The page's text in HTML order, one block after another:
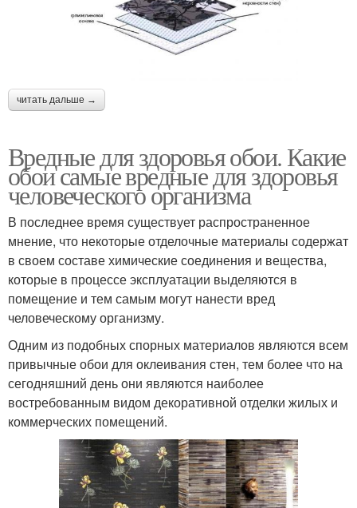
читать дальше →
Вредные для здоровья обои. Какие
обои самые вредные для здоровья
человеческого организма
В последнее время существует распространенное
мнение, что некоторые отделочные материалы содержат
в своем составе химические соединения и вещества,
которые в процессе эксплуатации выделяются в
помещение и тем самым могут нанести вред
человеческому организму.
Одним из подобных спорных материалов являются всем
привычные обои для оклеивания стен, тем более что на
сегодняшний день они являются наиболее
востребованным видом декоративной отделки жилых и
коммерческих помещений.